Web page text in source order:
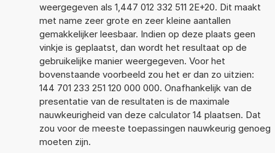
weergegeven als 1,447 012 332 511 2E+20. Dit maakt
met name zeer grote en zeer kleine aantallen
gemakkelijker leesbaar. Indien op deze plaats geen
vinkje is geplaatst, dan wordt het resultaat op de
gebruikelijke manier weergegeven. Voor het
bovenstaande voorbeeld zou het er dan zo uitzien:
144 701 233 251 120 000 000. Onafhankelijk van de
presentatie van de resultaten is de maximale
nauwkeurigheid van deze calculator 14 plaatsen. Dat
zou voor de meeste toepassingen nauwkeurig genoeg
moeten zijn.